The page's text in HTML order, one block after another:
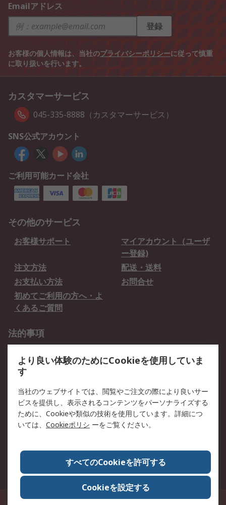
Emailアドレス
登録
お客様の個人情報は、当社のプライバシーポリシーに従って慎重
に取り扱いを行います。
カスタマーサービス
045-335-8888（カスタマーサービス）
SNS公式アカウント
ご利用可能カード会社
その他のサービス
お客様サポート
マイアカウント（ユーザ
ー登録)
注文方法
配送・送料
お支払い方法
お問合せ
初めてご利用の方へ・よ
くあるご質問
法的事項
クッキーポリシー
RSについて
会社概要
採用情報
プレスリリース＆お知ら
コーポレートサイト
全世界のRS
RSの歴史
ESGへの取り組み（英語）
認証について
〒240-0005 神奈川県横浜市保土ヶ谷区神戸町134番地 横浜ビジネスパーク ウ
より良い体験のためにCookieを使用していま
す
当社のウェブサイトでは、閲覧やご注文の際により良いサー
ビスを提供し、表示されるコンテンツをパーソナライズする
ために、Cookieや類似の技術を使用しています。詳細につ
いては、 Cookieポリシ ーをご覧ください。
すべてのCookieを許可する
Cookieを設定する